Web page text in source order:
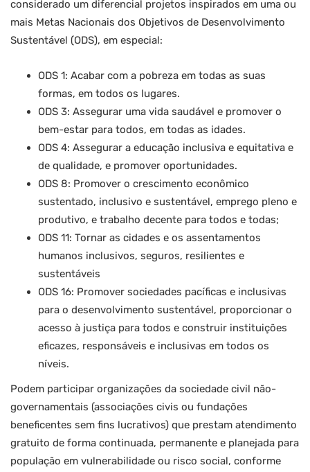
considerado um diferencial projetos inspirados em uma ou
mais Metas Nacionais dos Objetivos de Desenvolvimento
Sustentável (ODS), em especial:
ODS 1: Acabar com a pobreza em todas as suas
formas, em todos os lugares.
ODS 3: Assegurar uma vida saudável e promover o
bem-estar para todos, em todas as idades.
ODS 4: Assegurar a educação inclusiva e equitativa e
de qualidade, e promover oportunidades.
ODS 8: Promover o crescimento econômico
sustentado, inclusivo e sustentável, emprego pleno e
produtivo, e trabalho decente para todos e todas;
ODS 11: Tornar as cidades e os assentamentos
humanos inclusivos, seguros, resilientes e
sustentáveis
ODS 16: Promover sociedades pacíficas e inclusivas
para o desenvolvimento sustentável, proporcionar o
acesso à justiça para todos e construir instituições
eficazes, responsáveis e inclusivas em todos os
níveis.
Podem participar organizações da sociedade civil não-
governamentais (associações civis ou fundações
beneficentes sem fins lucrativos) que prestam atendimento
gratuito de forma continuada, permanente e planejada para
população em vulnerabilidade ou risco social, conforme